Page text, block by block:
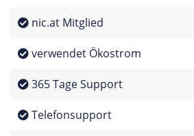
nic.at Mitglied
verwendet Ökostrom
365 Tage Support
Telefonsupport